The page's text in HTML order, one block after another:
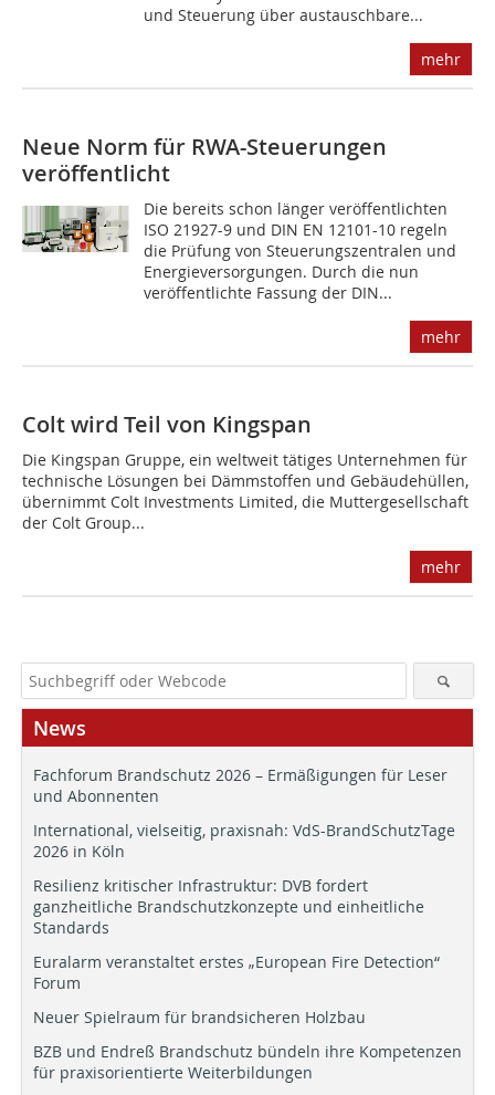
und Steuerung über austauschbare...
mehr
Neue Norm für RWA-Steuerungen
veröffentlicht
Die bereits schon länger veröffentlichten
ISO 21927-9 und DIN EN 12101-10 regeln
die Prüfung von Steuerungszentralen und
Energieversorgungen. Durch die nun
veröffentlichte Fassung der DIN...
mehr
Colt wird Teil von Kingspan
Die Kingspan Gruppe, ein weltweit tätiges Unternehmen für
technische Lösungen bei Dämmstoffen und Gebäudehüllen,
übernimmt Colt Investments Limited, die Muttergesellschaft
der Colt Group...
mehr
News
Fachforum Brandschutz 2026 – Ermäßigungen für Leser
und Abonnenten
International, vielseitig, praxisnah: VdS-BrandSchutzTage
2026 in Köln
Resilienz kritischer Infrastruktur: DVB fordert
ganzheitliche Brandschutzkonzepte und einheitliche
Standards
Euralarm veranstaltet erstes „European Fire Detection“
Forum
Neuer Spielraum für brandsicheren Holzbau
BZB und Endreß Brandschutz bündeln ihre Kompetenzen
für praxisorientierte Weiterbildungen